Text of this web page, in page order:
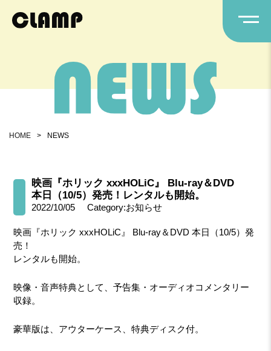
HOME > NEWS
映画『ホリック xxxHOLiC』 Blu-ray＆DVD
本日（10/5）発売！レンタルも開始。
2022/10/05 Category:お知らせ
映画『ホリック xxxHOLiC』 Blu-ray＆DVD 本日（10/5）発
売！
レンタルも開始。
映像・音声特典として、予告集・オーディオコメンタリー
収録。
豪華版は、アウターケース、特典ディスク付。